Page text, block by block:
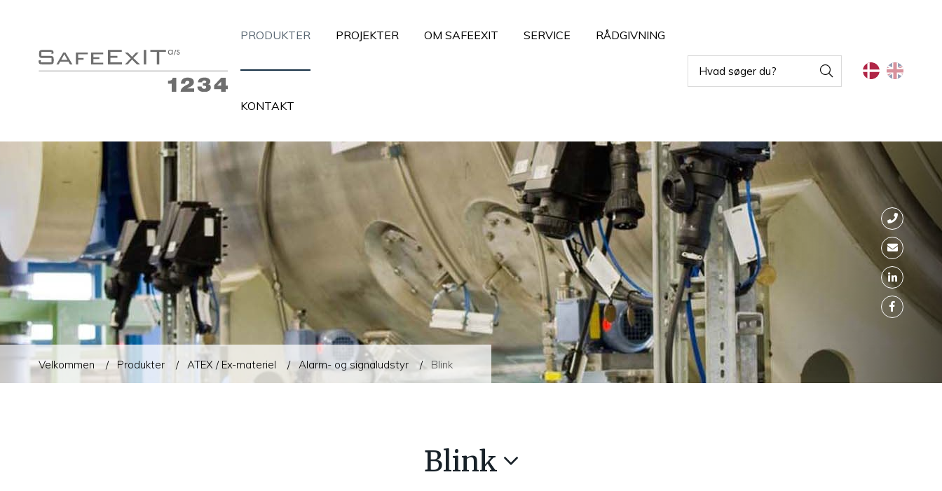
PRODUKTER
Flugtvejsarmaturer
Almen belysning med nødforsyning
Håndlygter med nødlysfunktion
Nødforsyninger
Tilbehør
Information og links
Belysning
MTL Intrinsic Safety
Information og links
Emergency Exit Signs
Emergency SOS Signs
Evacuation and Anti Panic Lighting
Door Markings
Mains- and Service Lighting
Information og links
List of References
Vandalsikret armaturer
Indbygningsarmaturer
Blændfri arbejdsbelysning
Projektører
Rørarmaturer
Belysning til fødevareindustri
Armaturer til vægmontering
Armaturer til ekstremtemperaturer
Skinnesystemer
PROJEKTER OM SAFEEXIT SERVICE RÅDGIVNING
KONTAKT
Velkommen Produkter ATEX / Ex-materiel Alarm- og signaludstyr Blink
Blink